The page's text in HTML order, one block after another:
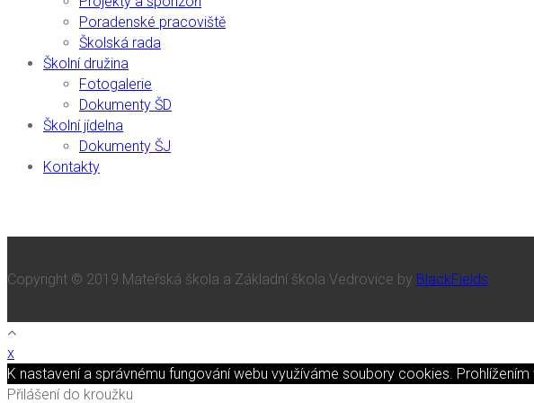
Poradenské pracoviště
Školská rada
Školní družina
Fotogalerie
Dokumenty ŠD
Školní jídelna
Dokumenty ŠJ
Kontakty
Copyright © 2019 Mateřská škola a Základní škola Vedrovice by BlackFields
x
K nastavení a správnému fungování webu využíváme soubory cookies. Prohlížením
Přilášení do kroužku